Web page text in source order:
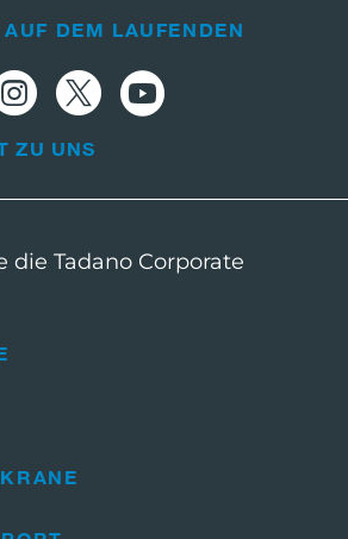
DEM LAUFENDEN
ZU UNS
die Tadano Corporate